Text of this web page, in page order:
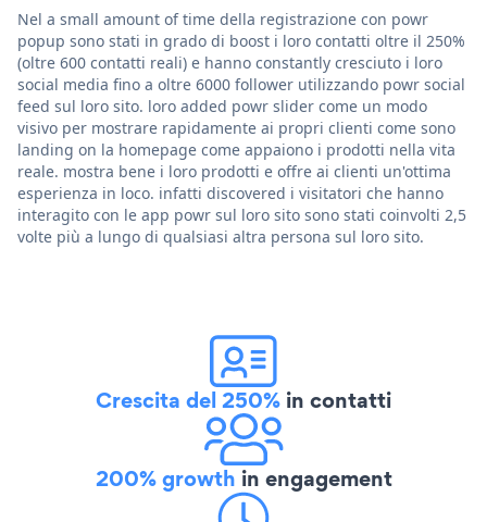
Nel a small amount of time della registrazione con powr
popup sono stati in grado di boost i loro contatti oltre il 250%
(oltre 600 contatti reali) e hanno constantly cresciuto i loro
social media fino a oltre 6000 follower utilizzando powr social
feed sul loro sito. loro added powr slider come un modo
visivo per mostrare rapidamente ai propri clienti come sono
landing on la homepage come appaiono i prodotti nella vita
reale. mostra bene i loro prodotti e offre ai clienti un'ottima
esperienza in loco. infatti discovered i visitatori che hanno
interagito con le app powr sul loro sito sono stati coinvolti 2,5
volte più a lungo di qualsiasi altra persona sul loro sito.
Crescita del 250% in contatti
200% growth in engagement